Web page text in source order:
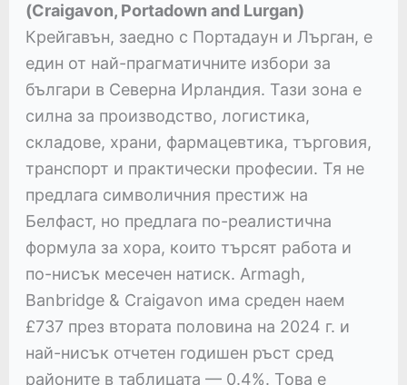
(Craigavon, Portadown and Lurgan)
Крейгавън, заедно с Портадаун и Лърган, е
един от най-прагматичните избори за
българи в Северна Ирландия. Тази зона е
силна за производство, логистика,
складове, храни, фармацевтика, търговия,
транспорт и практически професии. Тя не
предлага символичния престиж на
Белфаст, но предлага по-реалистична
формула за хора, които търсят работа и
по-нисък месечен натиск. Armagh,
Banbridge & Craigavon има среден наем
£737 през втората половина на 2024 г. и
най-нисък отчетен годишен ръст сред
районите в таблицата — 0.4%. Това е